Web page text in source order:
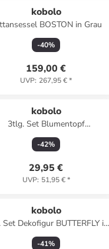
kobolo
BOSTON in Grau
-40%
159,00 €
UVP: 267,95 €*
kobolo
3tlg. Set Blumentopf
RATGRAYSET3 in Grau
-42%
29,95 €
UVP: 51,95 €*
kobolo
Set Dekofigur BUTTERFLY in
Grau
-41%